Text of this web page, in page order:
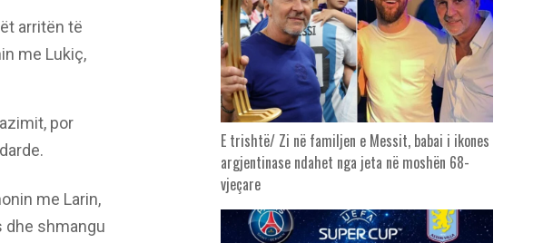
arritën të
me Lukiç,
por
me Larin,
dhe shmangu
E trishtë/ Zi në familjen e Messit, babai i ikones
argjentinase ndahet nga jeta në moshën 68-
vjeçare